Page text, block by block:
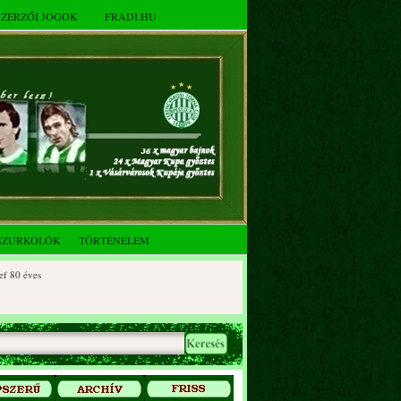
JOGOK FRADI.HU
TÖRTÉNELEM